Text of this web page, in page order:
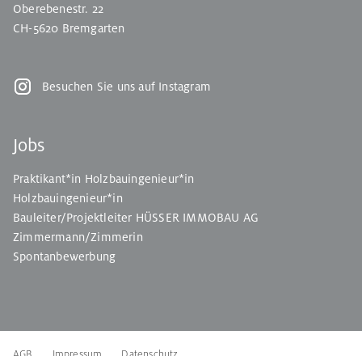
Oberebenestr. 22
CH-5620 Bremgarten
Besuchen Sie uns auf Instagram
Jobs
Praktikant*in Holzbauingenieur*in
Holzbauingenieur*in
Bauleiter/Projektleiter HÜSSER IMMOBAU AG
Zimmermann/Zimmerin
Spontanbewerbung